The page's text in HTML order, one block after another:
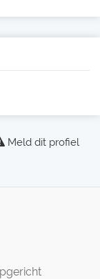
Meld dit profiel